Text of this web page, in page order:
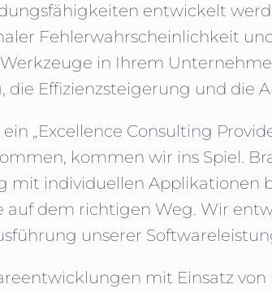
entwickelt
Fehlerwahrscheinlichkeit
in Ihrem
Effizienzsteigerung und die
ein „Excellence Consulting
kommen wir ins Spiel.
mit individuellen Applikationen
auf dem richtigen Weg. Wir
unserer
mit Einsatz